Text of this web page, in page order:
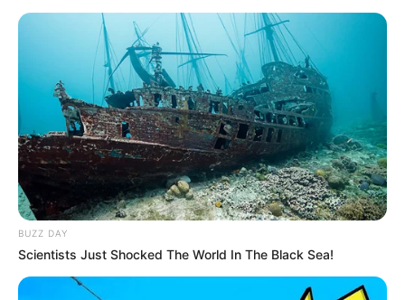
BUZZ DAY
Scientists Just Shocked The World In The Black Sea!